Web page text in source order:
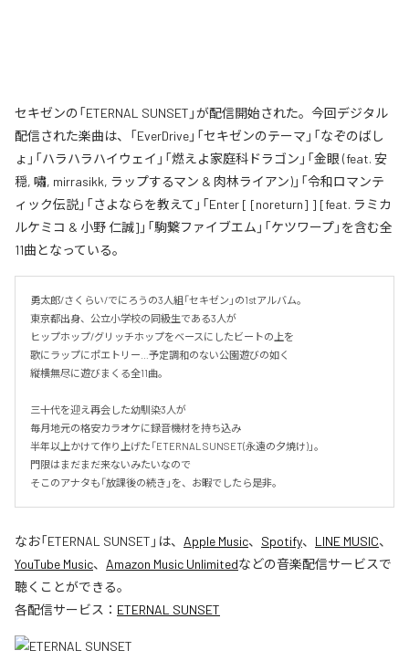
セキゼンの「ETERNAL SUNSET」が配信開始された。今回デジタル
配信された楽曲は、「EverDrive」「セキゼンのテーマ」「なぞのばし
ょ」「ハラハラハイウェイ」「燃えよ家庭科ドラゴン」「金眼 (feat. 安
穏, 嘯, mirrasikk, ラップするマン & 肉林ライアン)」「令和ロマンテ
ィック伝説」「さよならを教えて」「Enter [ [noreturn] ] [feat. ラミカ
ルケミコ & 小野 仁誠]」「駒繋ファイブエム」「ケツワープ」を含む全
11曲となっている。
勇太郎/さくらい/でにろうの3人組「セキゼン」の1stアルバム。
東京都出身、公立小学校の同級生である3人が
ヒップホップ/グリッチホップをベースにしたビートの上を
歌にラップにポエトリー…予定調和のない公園遊びの如く
縦横無尽に遊びまくる全11曲。
三十代を迎え再会した幼馴染3人が
毎月地元の格安カラオケに録音機材を持ち込み
半年以上かけて作り上げた「ETERNAL SUNSET(永遠の夕焼け)」。
門限はまだまだ来ないみたいなので
そこのアナタも「放課後の続き」を、お暇でしたら是非。
なお「ETERNAL SUNSET 」は、 Apple Music、 Spotify、 LINE MUSIC、
YouTube Music、 Amazon Music Unlimitedなどの音楽配信サービスで
聴くことができる。
各配信サービス： ETERNAL SUNSET